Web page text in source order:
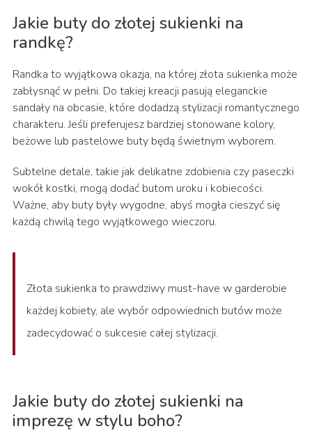
Jakie buty do złotej sukienki na
randkę?
Randka to wyjątkowa okazja, na której złota sukienka może
zabłysnąć w pełni. Do takiej kreacji pasują eleganckie
sandały na obcasie, które dodadzą stylizacji romantycznego
charakteru. Jeśli preferujesz bardziej stonowane kolory,
beżowe lub pastelowe buty będą świetnym wyborem.
Subtelne detale, takie jak delikatne zdobienia czy paseczki
wokół kostki, mogą dodać butom uroku i kobiecości.
Ważne, aby buty były wygodne, abyś mogła cieszyć się
każdą chwilą tego wyjątkowego wieczoru.
Złota sukienka to prawdziwy must-have w garderobie
każdej kobiety, ale wybór odpowiednich butów może
zadecydować o sukcesie całej stylizacji.
Jakie buty do złotej sukienki na
imprezę w stylu boho?